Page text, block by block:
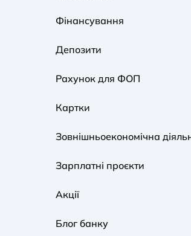
Фінансування
Депозити
Рахунок для ФОП
Картки
Зовнішньоекономічна
Зарплатні проєкти
Акції
Блог банку